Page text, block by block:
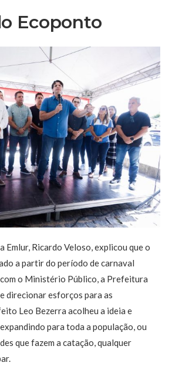
Ecoponto
Emlur, Ricardo Veloso, explicou que o
a partir do período de carnaval
o Ministério Público, a Prefeitura
direcionar esforços para as
Leo Bezerra acolheu a ideia e
para toda a população, ou
que fazem a catação, qualquer